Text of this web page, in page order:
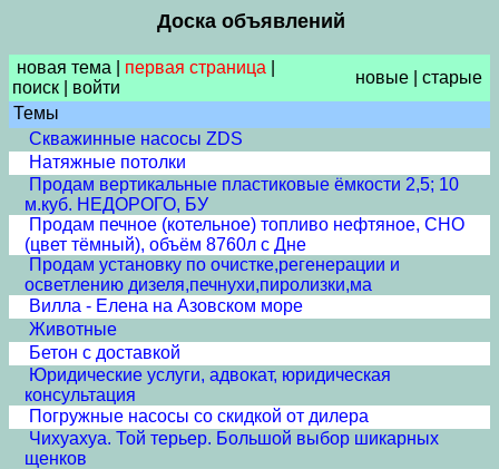
Доска объявлений
новая тема первая страница
поиск
войти
новые
старые
Темы
Скважинные насосы ZDS
Натяжные потолки
Продам вертикальные пластиковые ёмкости 2,5; 10
м.куб. НЕДОРОГО, БУ
Продам печное (котельное) топливо нефтяное, СНО
(цвет тёмный), объём 8760л с Дне
Продам установку по очистке,регенерации и
осветлению дизеля,печнухи,пиролизки,ма
Вилла - Елена на Азовском море
Животные
Бетон с доставкой
Юридические услуги, адвокат, юридическая
консультация
Погружные насосы со скидкой от дилера
Чихуахуа. Той терьер. Большой выбор шикарных
щенков